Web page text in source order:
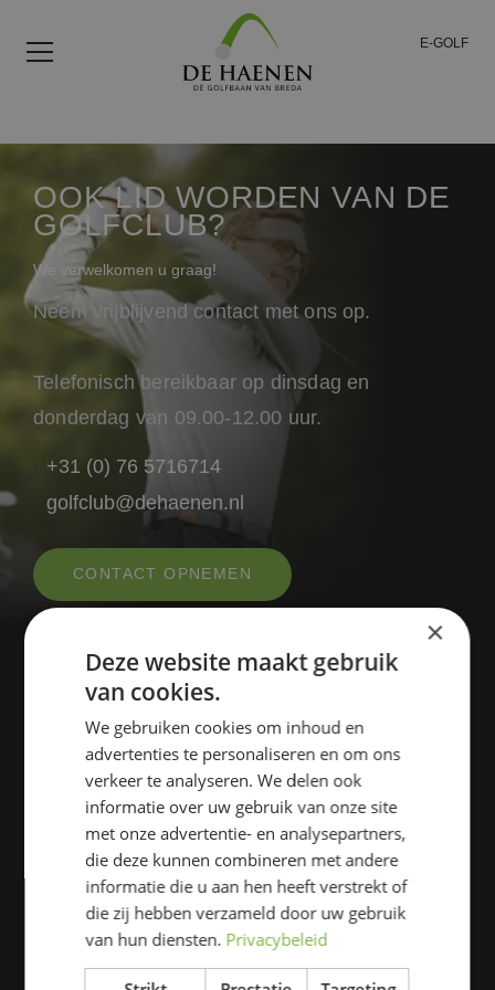
E-GOLF
OOK LID WORDEN VAN DE
GOLFCLUB?
We verwelkomen u graag!
Neem vrijblijvend contact met ons op.
Telefonisch bereikbaar op dinsdag en
donderdag van 09.00-12.00 uur.
+31 (0) 76 5716714
golfclub@dehaenen.nl
CONTACT OPNEMEN
Laan der Continenten 70
4847DG Teteringen (Breda)
+31 (0) 76 5716714
(Di/Do van 09.00 tot 12.00 uur)
×
Deze website maakt gebruik
van cookies.
We gebruiken cookies om inhoud en
advertenties te personaliseren en om ons
verkeer te analyseren. We delen ook
informatie over uw gebruik van onze site
met onze advertentie- en analysepartners,
die deze kunnen combineren met andere
informatie die u aan hen heeft verstrekt of
die zij hebben verzameld door uw gebruik
van hun diensten. Privacybeleid